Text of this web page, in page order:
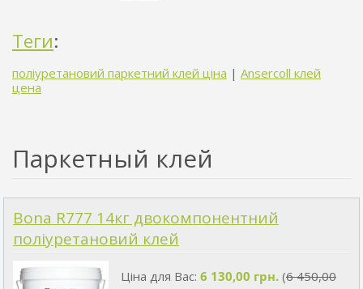
Теги:
поліуретановий паркетний клей ціна | Ansercoll клей
цена
Паркетный клей
Bona R777 14кг двокомпонентний
поліуретановий клей
Ціна для Вас: 6 130,00 грн.(6 450,00